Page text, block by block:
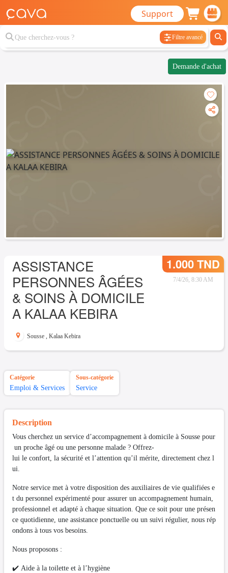
Support
Filtre avancé
Demande d'achat
ASSISTANCE
PERSONNES ÂGÉES
& SOINS À DOMICILE
A KALAA KEBIRA
1.000 TND
7/4/26, 8:30 AM
Sousse , Kalaa Kebira
Catégorie
Emploi & Services
Sous-catégorie
Service
Description
Vous cherchez un service d’accompagnement à domicile à Sousse pour
un proche âgé ou une personne malade ? Offrez-
lui le confort, la sécurité et l’attention qu’il mérite, directement chez l
ui.
Notre service met à votre disposition des auxiliaires de vie qualifiées e
t du personnel expérimenté pour assurer un accompagnement humain,
professionnel et adapté à chaque situation. Que ce soit pour une présen
ce quotidienne, une assistance ponctuelle ou un suivi régulier, nous rép
ondons à tous vos besoins.
Nous proposons :
✔️ Aide à la toilette et à l’hygiène